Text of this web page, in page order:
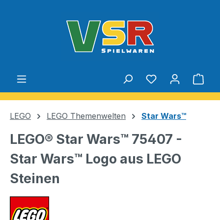
Du hast 0
LEGO LEGO Themenwelten Star Wars™
LEGO® Star Wars™ 75407 -
Star Wars™ Logo aus LEGO
Steinen